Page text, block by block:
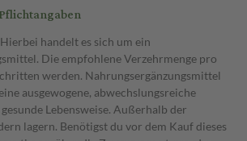
handelt es sich um ein
Die empfohlene Verzehrmenge pro
werden. Nahrungsergänzungsmittel
ausgewogene, abwechslungsreiche
Lebensweise. Außerhalb der
lagern. Benötigst du vor dem Kauf dieses